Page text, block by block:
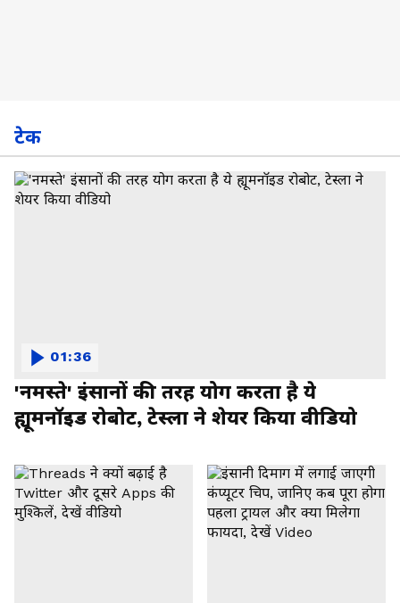
टेक
'नमस्ते' इंसानों की तरह योग करता है ये
ह्यूमनॉइड रोबोट, टेस्ला ने शेयर किया वीडियो
01:36